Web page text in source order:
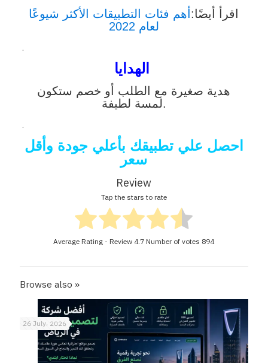
اقرأ أيضًا: أهم فئات التطبيقات الأكثر شيوعًا
لعام 2022
.
هدية صغيرة مع الطلب أو خصم ستكون
لمسة لطيفة.
.
احصل علي تطبيقك بأعلي جودة وأقل
سعر
Review
Tap the stars to rate
Average Rating - Review 4.7 Number of votes 894
Browse also »
26 July، 2026